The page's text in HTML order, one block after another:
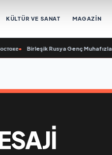
KÜLTÜR VE SANAT MAGAZİN
• Birleşik Rusya Genç